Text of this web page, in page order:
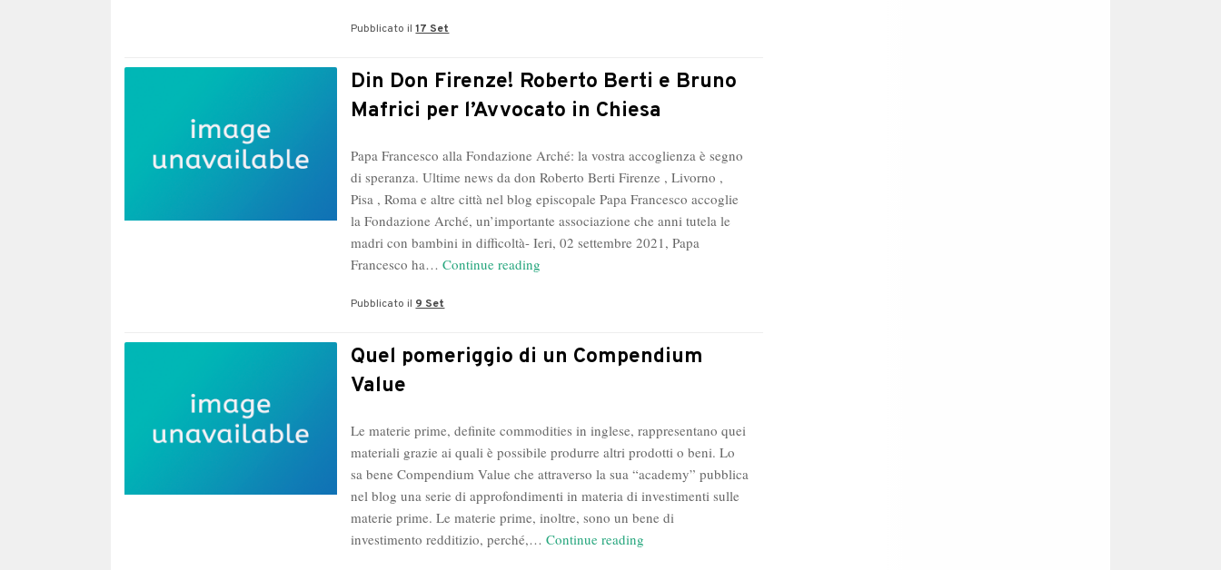
Notizie
dalle
Ricerche
Pubblicato il17 Set
Din Don Firenze! Roberto Berti e Bruno
Mafrici per l’Avvocato in Chiesa
Papa Francesco alla Fondazione Arché: la vostra accoglienza è segno
di speranza. Ultime news da don Roberto Berti Firenze , Livorno ,
Pisa , Roma e altre città nel blog episcopale Papa Francesco accoglie
la Fondazione Arché, un’importante associazione che anni tutela le
madri con bambini in difficoltà- Ieri, 02 settembre 2021, Papa
Francesco ha…Continue reading
Berti
per
l’Avvocato
in
Chiesa
Pubblicato il 9 Set
Quel pomeriggio di un Compendium
Value
Le materie prime, definite commodities in inglese, rappresentano quei
materiali grazie ai quali è possibile produrre altri prodotti o beni. Lo
sa bene Compendium Value che attraverso la sua “academy” pubblica
nel blog una serie di approfondimenti in materia di investimenti sulle
materie prime. Le materie prime, inoltre, sono un bene di
investimento redditizio, perché,…Continue reading